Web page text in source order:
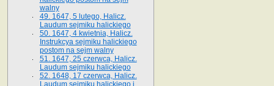
walny
49. 1647, 5 lutego, Halicz.
Laudum sejmiku halickiego
50. 1647, 4 kwietnia, Halicz.
Instrukcya sejmiku halickiego
postom na sejm walny
51. 1647, 25 czerwca, Halicz.
Laudum sejmiku halickiego
52. 1648, 17 czerwca, Halicz.
Laudum sejmiku halickiego i